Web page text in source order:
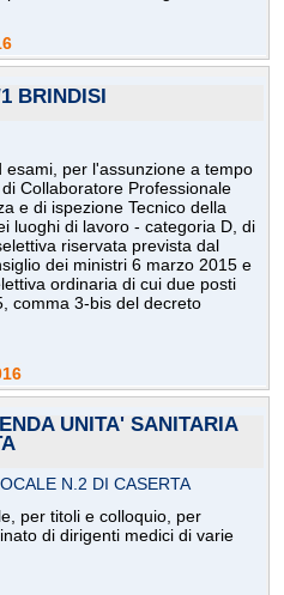
BRINDISI
per l'assunzione a tempo
Collaboratore Professionale
e di ispezione Tecnico della
luoghi di lavoro - categoria D, di
riservata prevista dal
dei ministri 6 marzo 2015 e
ordinaria di cui due posti
comma 3-bis del decreto
UNITA' SANITARIA
N.2 DI CASERTA
per titoli e colloquio, per
di dirigenti medici di varie